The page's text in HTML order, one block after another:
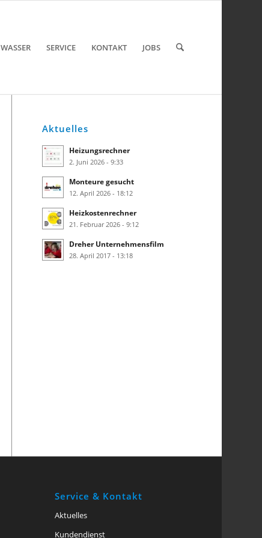
WASSER SERVICE KONTAKT JOBS
Aktuelles
Heizungsrechner
2. Juni 2026 - 9:33
Monteure gesucht
12. April 2026 - 18:12
Heizkostenrechner
21. Februar 2026 - 9:12
Dreher Unternehmensfilm
28. April 2017 - 13:18
Service & Kontakt
Aktuelles
Kundendienst